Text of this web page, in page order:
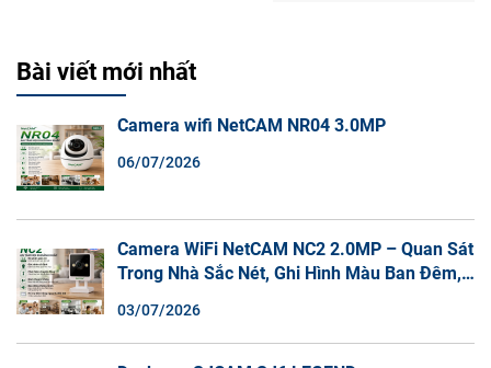
Bài viết mới nhất
Camera wifi NetCAM NR04 3.0MP
06/07/2026
Camera WiFi NetCAM NC2 2.0MP – Quan Sát
Trong Nhà Sắc Nét, Ghi Hình Màu Ban Đêm,
03/07/2026